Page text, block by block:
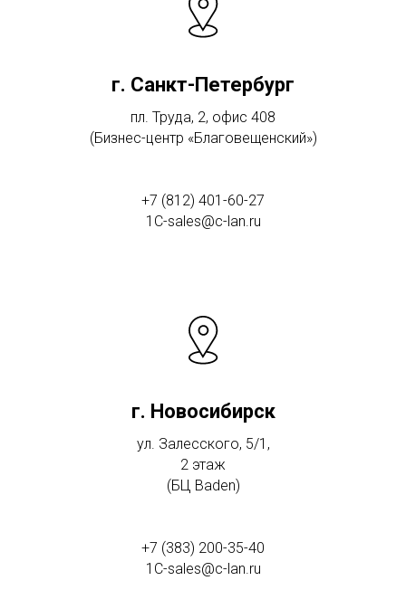
г. Санкт-Петербург
пл. Труда, 2, офис 408
(Бизнес-центр «Благовещенский»)
+7 (812) 401-60-27
1C-sales@c-lan.ru
г. Новосибирск
ул. Залесского, 5/1,
2 этаж
(БЦ Baden)
+7 (383) 200-35-40
1C-sales@c-lan.ru